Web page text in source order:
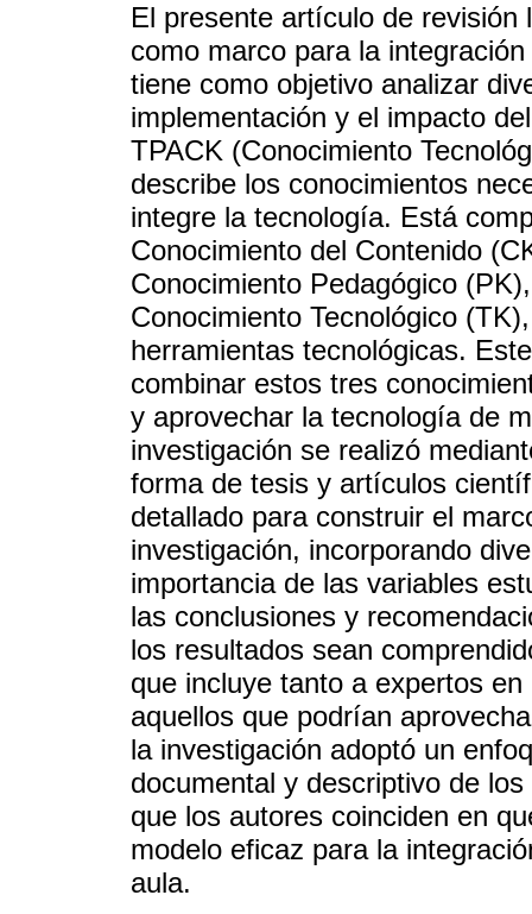
El presente artículo de revisión
como marco para la
tiene como objetivo analizar
implementación y el impacto
TPACK (Conocimiento
describe los conocimientos
integre la tecnología. Está
Conocimiento del Contenido
Conocimiento Pedagógico
Conocimiento Tecnológico
herramientas tecnológicas.
combinar estos tres
y aprovechar la tecnología de
investigación se realizó
forma de tesis y artículos
detallado para construir el
investigación, incorporando
importancia de las variables
las conclusiones y
los resultados sean
que incluye tanto a expertos
aquellos que podrían
la investigación adoptó un
documental y descriptivo de
que los autores coinciden en
modelo eficaz para la
aula.